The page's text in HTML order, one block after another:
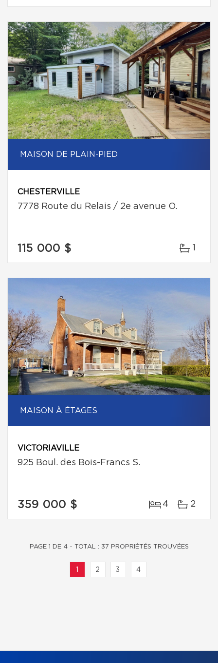
MAISON DE PLAIN-PIED
CHESTERVILLE
7778 Route du Relais / 2e avenue O.
115 000 $ 1
MAISON À ÉTAGES
VICTORIAVILLE
925 Boul. des Bois-Francs S.
359 000 $ 4 2
2 3 4
PAGE 1 DE 4 - TOTAL : 37 PROPRIÉTÉS TROUVÉES